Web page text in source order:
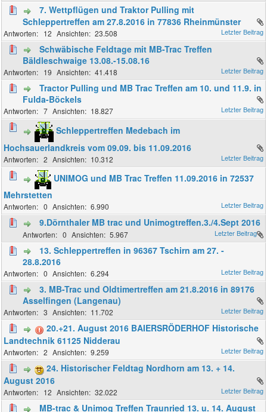
7. Wettpflügen und Traktor Pulling mit
Schleppertreffen am 27.8.2016 in 77836 Rheinmünster
12 23.508
Schwäbische Feldtage mit MB-Trac Treffen
Bäldleschwaige 13.08.-15.08.16
19 41.418
Tractor Pulling und MB Trac Treffen am 10. und 11.9. in
Fulda-Böckels
7 18.827
Schleppertreffen Medebach im
Hochsauerlandkreis vom 09.09. bis 11.09.2016
2 10.312
UNIMOG und MB Trac Treffen 11.09.2016 in 72537
Mehrstetten
0 6.990
9.Dörnthaler MB trac und Unimogtreffen.3./4.Sept 2016
0 5.967
13. Schleppertreffen in 96367 Tschirn am 27. -
28.8.2016
0 6.294
3. MB-Trac und Oldtimertreffen am 21.8.2016 in 89176
Asselfingen (Langenau)
3 11.702
20.+21. August 2016 BAIERSRÖDERHOF Historische
Landtechnik 61125 Nidderau
2 9.259
24. Historischer Feldtag Nordhorn am 13. + 14.
August 2016
12 32.022
MB-trac & Unimog Treffen Traunried 13. u. 14. August